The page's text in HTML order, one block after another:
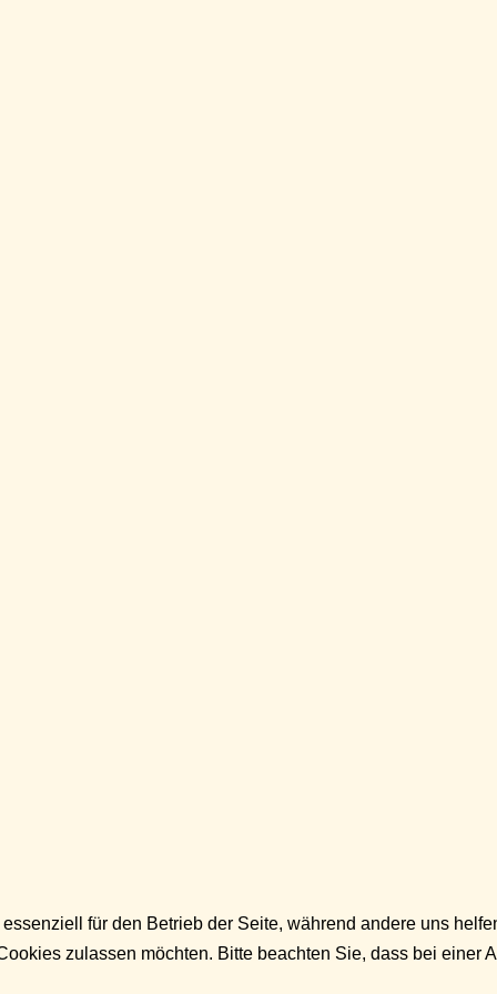
für den Betrieb der Seite, während andere uns
zulassen möchten. Bitte beachten Sie, dass bei